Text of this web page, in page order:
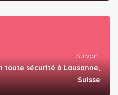
Suivant
toute sécurité à Lausanne,
Suisse